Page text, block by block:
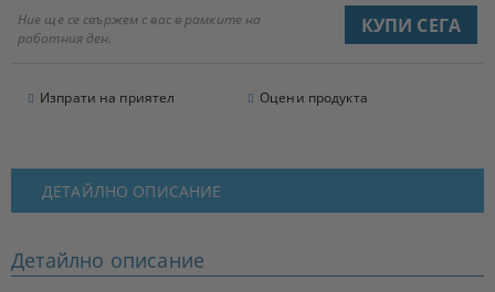
Ние ще се свържем с вас в рамките на
работния ден.
Изпрати на приятел Оцени продукта
ДЕТАЙЛНО ОПИСАНИЕ
Детайлно описание